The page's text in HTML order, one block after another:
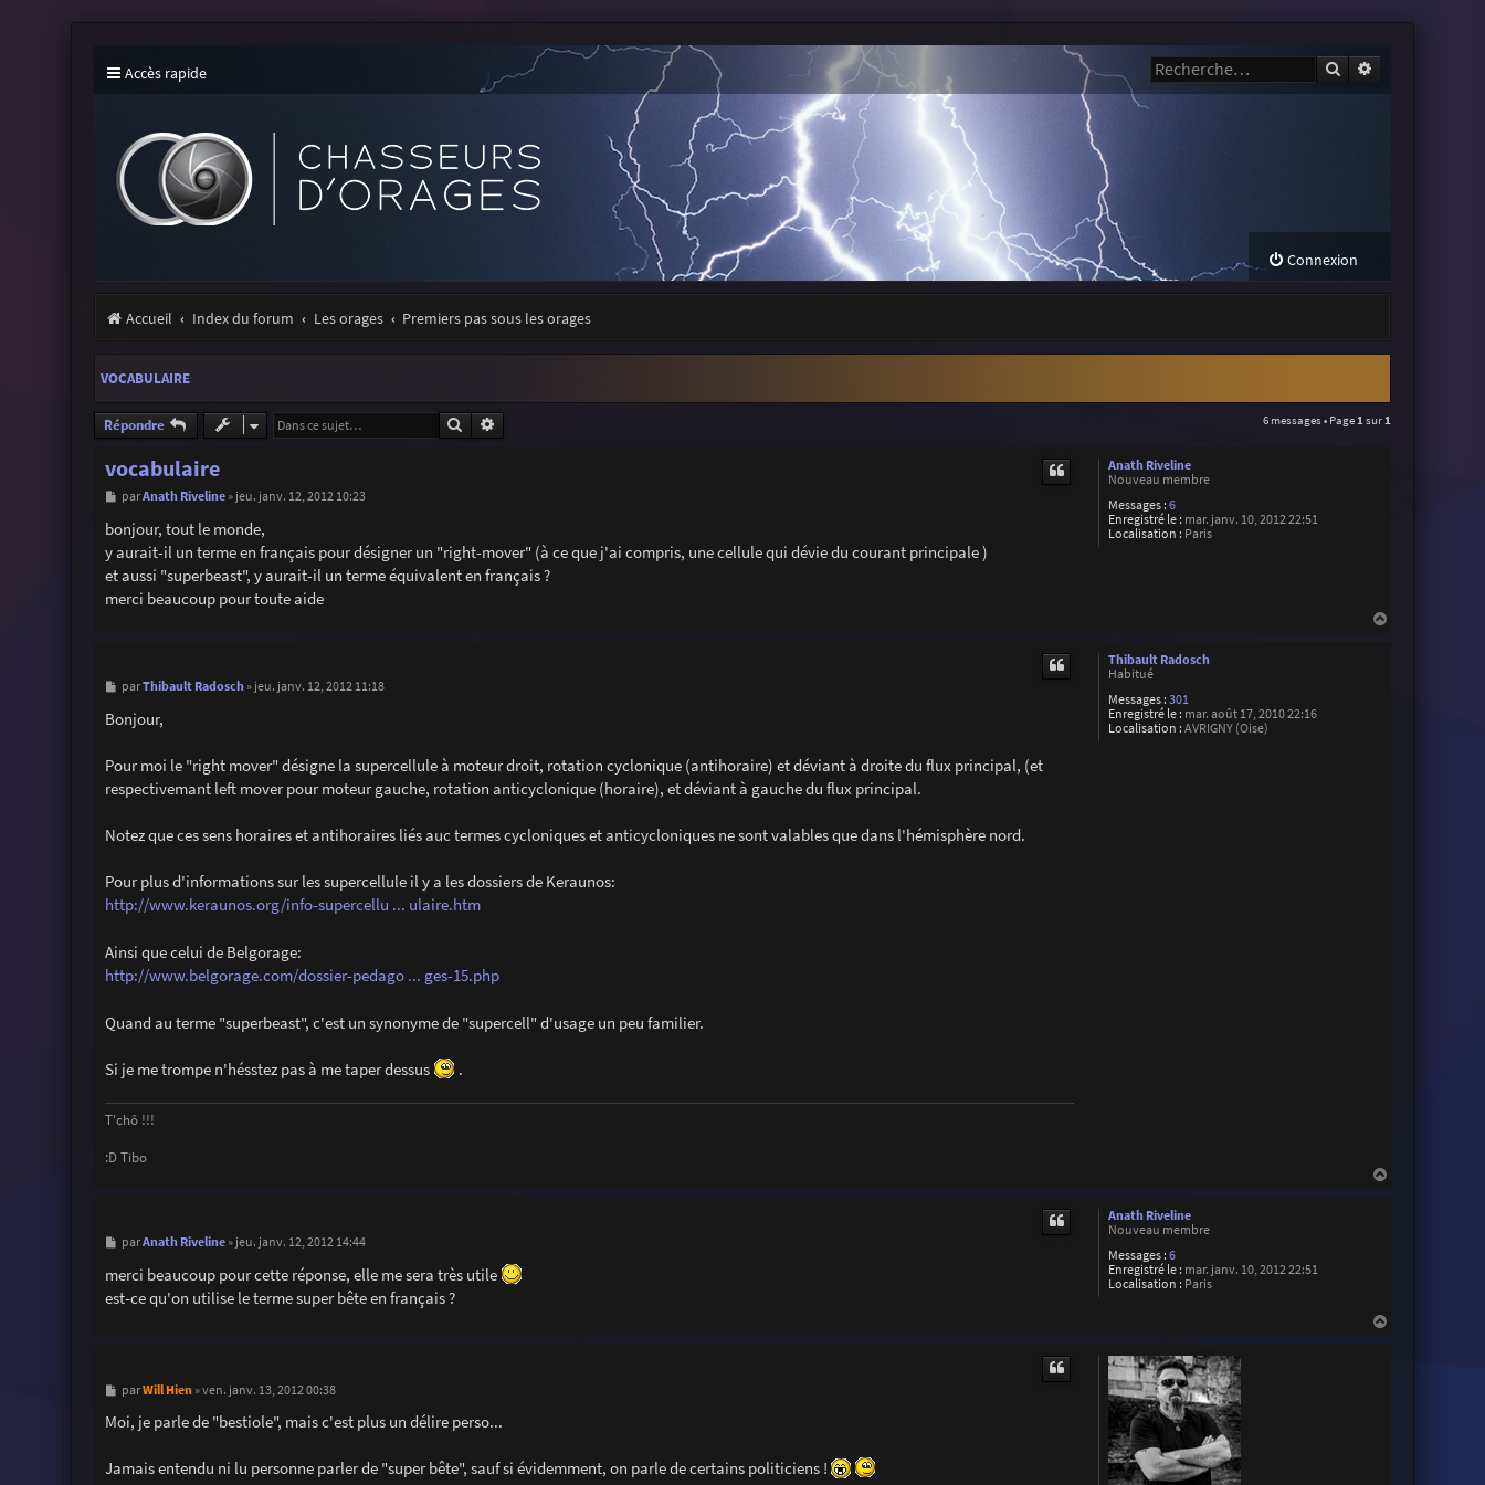
Accès rapide Rechercher
Connexion
Accueil Index du forum Les orages Premiers pas sous les orages
VOCABULAIRE
Répondre Rechercher 6 messages • Page 1 sur 1
Anath Riveline
Nouveau membre
Messages : 6
Enregistré le : mar. janv. 10, 2012 22:51
Localisation : Paris
vocabulaire
M
s
s
a
e
parAnath Riveline» jeu. janv. 12, 2012 10:23
bonjour, tout le monde,
y aurait-il un terme en français pour désigner un "right-mover" (à ce que j'ai compris, une cellule qui dévie du courant principale )
et aussi "superbeast", y aurait-il un terme équivalent en français ?
merci beaucoup pour toute aide
Thibault Radosch
Habitué
Messages : 301
Enregistré le : mar. août 17, 2010 22:16
Localisation : AVRIGNY (Oise)
M
s
s
e
parThibault Radosch» jeu. janv. 12, 2012 11:18
Bonjour,
Pour moi le "right mover" désigne la supercellule à moteur droit, rotation cyclonique (antihoraire) et déviant à droite du flux principal, (et
respectivemant left mover pour moteur gauche, rotation anticyclonique (horaire), et déviant à gauche du flux principal.
Notez que ces sens horaires et antihoraires liés auc termes cycloniques et anticycloniques ne sont valables que dans l'hémisphère nord.
Pour plus d'informations sur les supercellule il y a les dossiers de Keraunos:
http://www.keraunos.org/info-supercellu ... ulaire.htm
Ainsi que celui de Belgorage:
http://www.belgorage.com/dossier-pedago ... ges-15.php
Quand au terme "superbeast", c'est un synonyme de "supercell" d'usage un peu familier.
Si je me trompe n'hésstez pas à me taper dessus .
T'chô !!!
:D Tibo
Anath Riveline
Nouveau membre
Messages : 6
Enregistré le : mar. janv. 10, 2012 22:51
Localisation : Paris
M
s
s
a
parAnath Riveline» jeu. janv. 12, 2012 14:44
merci beaucoup pour cette réponse, elle me sera très utile
est-ce qu'on utilise le terme super bête en français ?
M
s
s
e
parWill Hien»ven. janv. 13, 2012 00:38
Moi, je parle de "bestiole", mais c'est plus un délire perso...
Jamais entendu ni lu personne parler de "super bête", sauf si évidemment, on parle de certains politiciens !